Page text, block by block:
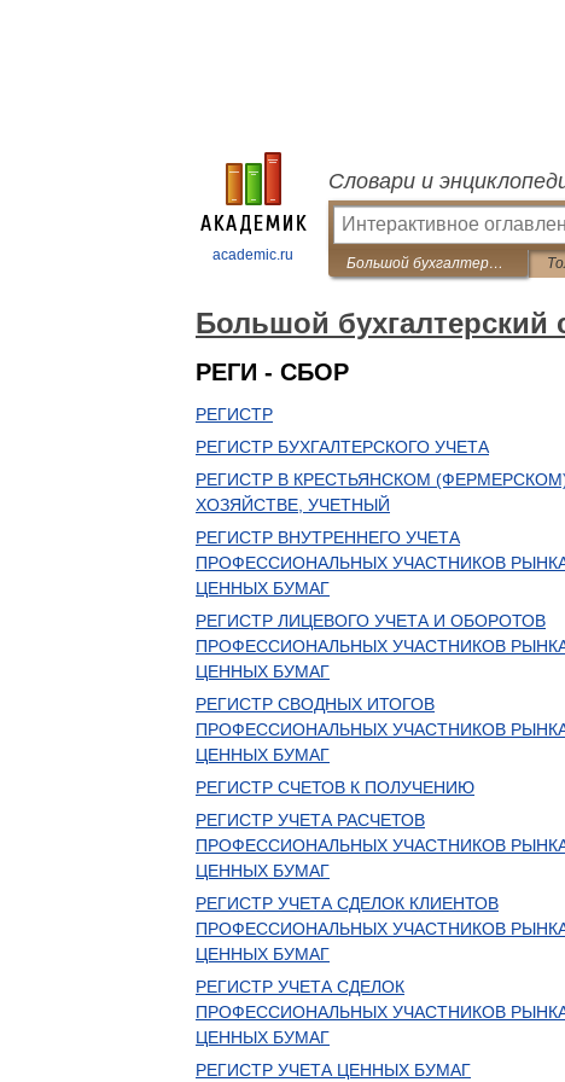
academic.ru
Словари и
Большой бухгалтерский словарь
Большой бухгалтерский
РЕГИ - СБОР
РЕГИСТР
РЕГИСТР БУХГАЛТЕРСКОГО УЧЕТА
РЕГИСТР В КРЕСТЬЯНСКОМ
ХОЗЯЙСТВЕ, УЧЕТНЫЙ
РЕГИСТР ВНУТРЕННЕГО УЧЕТА
ПРОФЕССИОНАЛЬНЫХ УЧАСТНИКОВ
ЦЕННЫХ БУМАГ
РЕГИСТР ЛИЦЕВОГО УЧЕТА И ОБОРОТОВ
ПРОФЕССИОНАЛЬНЫХ УЧАСТНИКОВ
ЦЕННЫХ БУМАГ
РЕГИСТР СВОДНЫХ ИТОГОВ
ПРОФЕССИОНАЛЬНЫХ УЧАСТНИКОВ
ЦЕННЫХ БУМАГ
РЕГИСТР СЧЕТОВ К ПОЛУЧЕНИЮ
РЕГИСТР УЧЕТА РАСЧЕТОВ
ПРОФЕССИОНАЛЬНЫХ УЧАСТНИКОВ
ЦЕННЫХ БУМАГ
РЕГИСТР УЧЕТА СДЕЛОК КЛИЕНТОВ
ПРОФЕССИОНАЛЬНЫХ УЧАСТНИКОВ
ЦЕННЫХ БУМАГ
РЕГИСТР УЧЕТА СДЕЛОК
ПРОФЕССИОНАЛЬНЫХ УЧАСТНИКОВ
ЦЕННЫХ БУМАГ
РЕГИСТР УЧЕТА ЦЕННЫХ БУМАГ